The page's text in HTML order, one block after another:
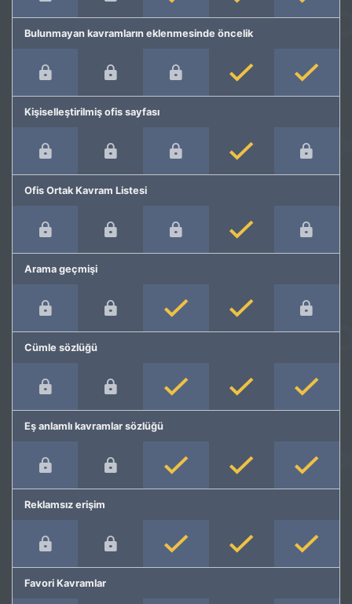
Bulunmayan kavramların eklenmesinde öncelik
Kişiselleştirilmiş ofis sayfası
Ofis Ortak Kavram Listesi
Arama geçmişi
Cümle sözlüğü
Eş anlamlı kavramlar sözlüğü
Reklamsız erişim
Favori Kavramlar